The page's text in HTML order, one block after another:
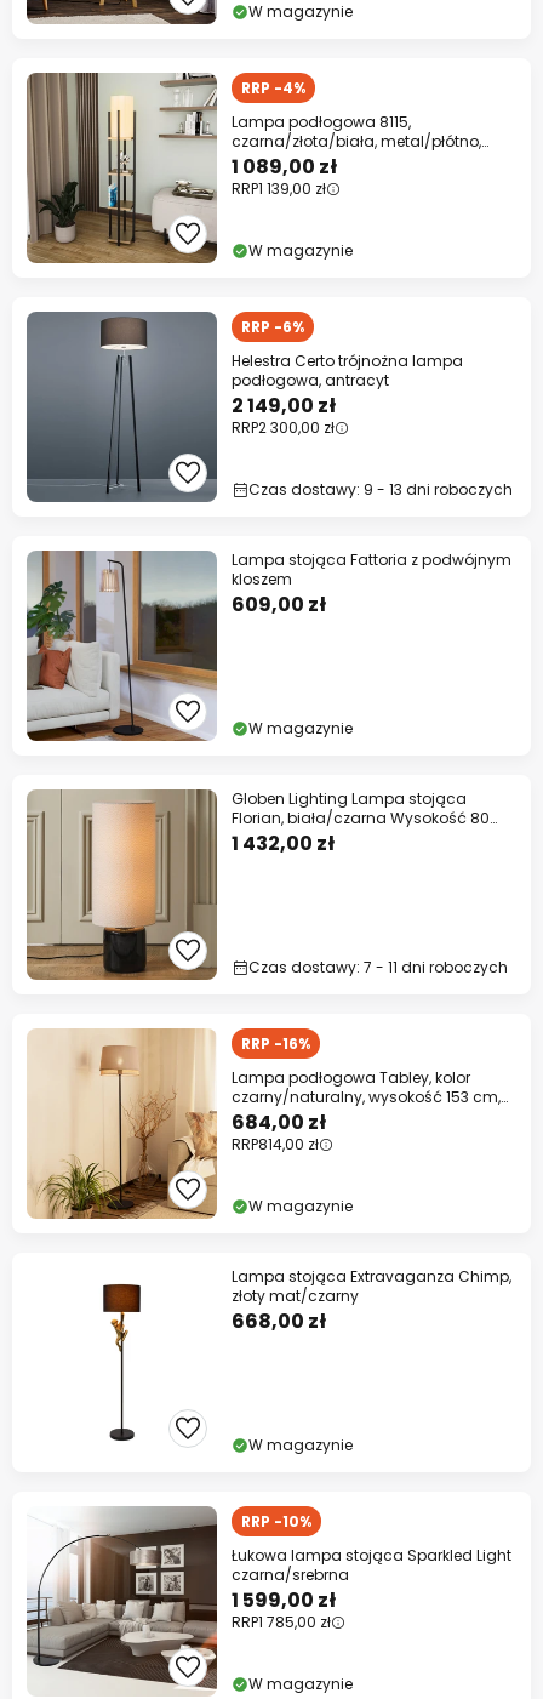
W magazynie
RRP -4%
Lampa podłogowa 8115,
czarna/złota/biała, metal/płótno,
wysokość 130 cm
1 089,00 zł
RRP1 139,00 zł
W magazynie
RRP -6%
Helestra Certo trójnożna lampa
podłogowa, antracyt
2 149,00 zł
RRP2 300,00 zł
Czas dostawy: 9 - 13 dni roboczych
Lampa stojąca Fattoria z podwójnym
kloszem
609,00 zł
W magazynie
Globen Lighting Lampa stojąca
Florian, biała/czarna Wysokość 80
cm
1 432,00 zł
Czas dostawy: 7 - 11 dni roboczych
RRP -16%
Lampa podłogowa Tabley, kolor
czarny/naturalny, wysokość 153 cm,
tkanina
684,00 zł
RRP814,00 zł
W magazynie
Lampa stojąca Extravaganza Chimp,
złoty mat/czarny
668,00 zł
W magazynie
RRP -10%
Łukowa lampa stojąca Sparkled Light
czarna/srebrna
1 599,00 zł
RRP1 785,00 zł
W magazynie